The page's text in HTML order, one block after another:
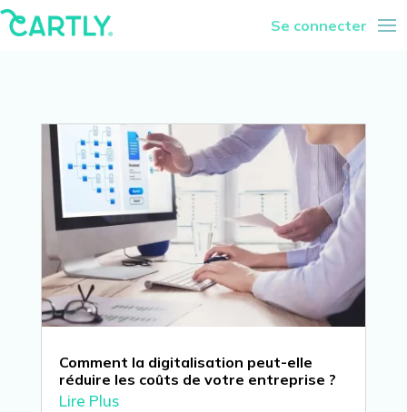
Se connecter
Comment la digitalisation peut-elle
réduire les coûts de votre entreprise ?
Lire Plus